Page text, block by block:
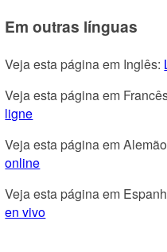
Em outras línguas
Veja esta página em Inglês:
Veja esta página em
ligne
Veja esta página em
online
Veja esta página em
en vivo